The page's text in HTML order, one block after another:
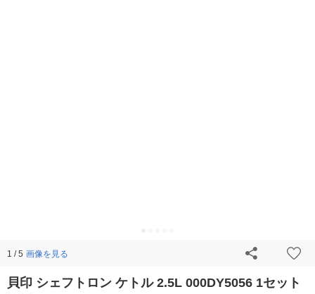
1 / 5 画像を見る
貝印 シェフトロン ケトル 2.5L 000DY5056 1セット